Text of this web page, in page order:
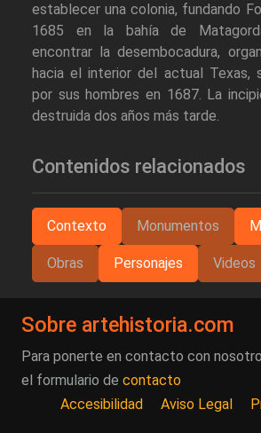
establecer una colonia, fundando
1685 en la bahía de
encontrar la desembocadura,
hacia el interior del actual Texas,
por sus hombres en 1687. La
destruida dos años más tarde.
Contenidos relacionados
Contexto Monumentos
Obras Personajes Videos
Sobre artehistoria.com
Para ponerte en contacto con
el formulario de contacto
Accesibilidad
Aviso Legal